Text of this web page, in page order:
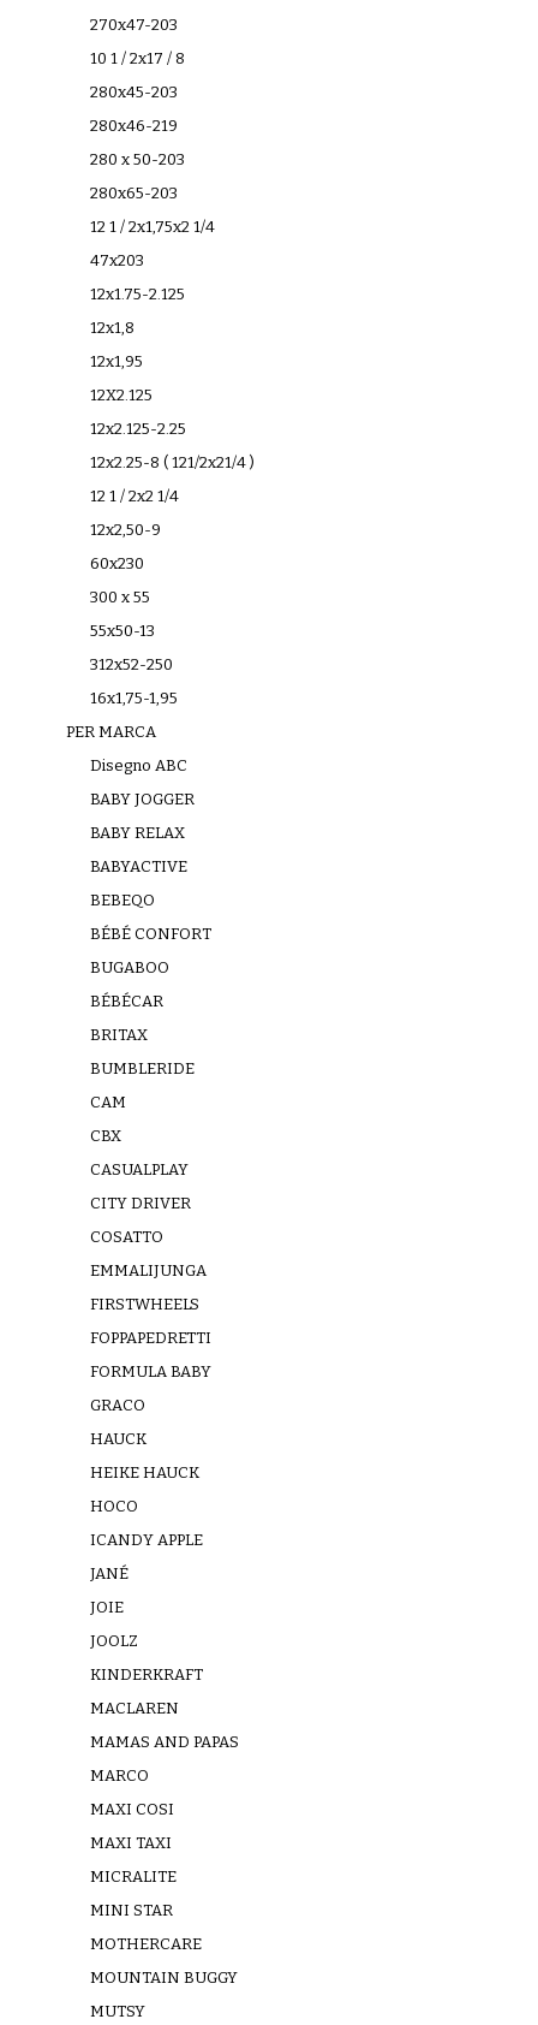
270x47-203
10 1 / 2x17 / 8
280x45-203
280x46-219
280 x 50-203
280x65-203
12 1 / 2x1,75x2 1/4
47x203
12x1.75-2.125
12x1,8
12x1,95
12X2.125
12x2.125-2.25
12x2.25-8 ( 121/2x21/4 )
12 1 / 2x2 1/4
12x2,50-9
60x230
300 x 55
55x50-13
312x52-250
16x1,75-1,95
PER MARCA
Disegno ABC
BABY JOGGER
BABY RELAX
BABYACTIVE
BEBEQO
BÉBÉ CONFORT
BUGABOO
BÉBÉCAR
BRITAX
BUMBLERIDE
CAM
CBX
CASUALPLAY
CITY DRIVER
COSATTO
EMMALIJUNGA
FIRSTWHEELS
FOPPAPEDRETTI
FORMULA BABY
GRACO
HAUCK
HEIKE HAUCK
HOCO
ICANDY APPLE
JANÉ
JOIE
JOOLZ
KINDERKRAFT
MACLAREN
MAMAS AND PAPAS
MARCO
MAXI COSI
MAXI TAXI
MICRALITE
MINI STAR
MOTHERCARE
MOUNTAIN BUGGY
MUTSY